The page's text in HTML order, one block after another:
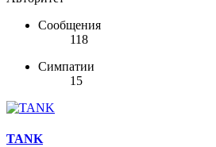
Сообщения
118
Симпатии
15
TANK